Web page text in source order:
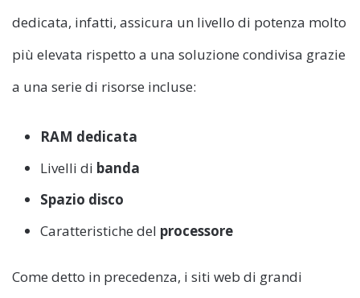
dedicata, infatti, assicura un livello di potenza molto
più elevata rispetto a una soluzione condivisa grazie
a una serie di risorse incluse:
RAM dedicata
Livelli di banda
Spazio disco
Caratteristiche del processore
Come detto in precedenza, i siti web di grandi